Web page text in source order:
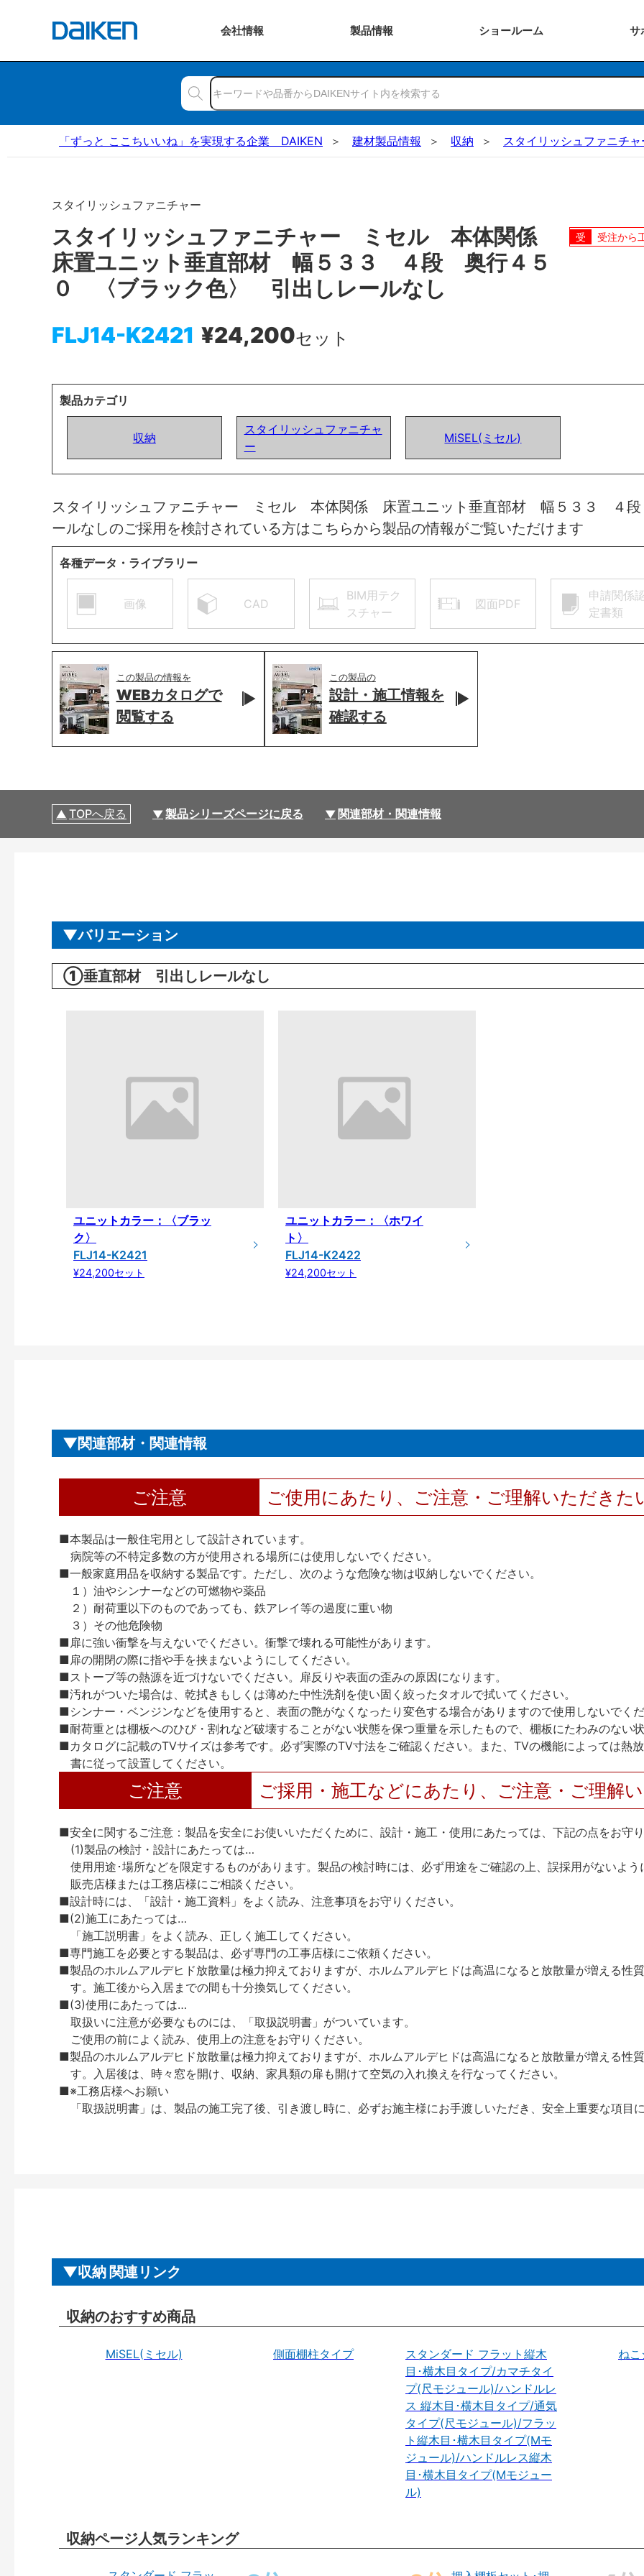
会社情報 製品情報 ショールーム サ
「ずっと ここちいいね」を実現する企業 DAIKEN 建材製品情報 収納 スタイリッシュファニチャ
スタイリッシュファニチャー
スタイリッシュファニチャー ミセル 本体関係
床置ユニット垂直部材 幅５３３ ４段 奥行４５
０ 〈ブラック色〉 引出しレールなし
FLJ14-K2421 ¥24,200セット
受注から
製品カテゴリ
収納
スタイリッシュファニチャ
ー
MiSEL(ミセル)
スタイリッシュファニチャー ミセル 本体関係 床置ユニット垂直部材 幅５３３ ４
ールなしのご採用を検討されている方はこちらから製品の情報がご覧いただけます
各種データ・ライブラリー
画像 CAD
BIM用テク
スチャー
図面PDF
申請関係
定書類
この製品の情報を
WEBカタログで
閲覧する
この製品の
設計・施工情報を
確認する
TOPへ戻る 製品シリーズページに戻る 関連部材・関連情報
バリエーション
①垂直部材 引出しレールなし
ユニットカラー：〈ブラッ
ク〉
FLJ14-K2421
¥24,200セット
ユニットカラー：〈ホワイ
ト〉
FLJ14-K2422
¥24,200セット
関連部材・関連情報
ご注意 ご使用にあたり、ご注意・ご理解いただきた
■本製品は一般住宅用として設計されています。
病院等の不特定多数の方が使用される場所には使用しないでください。
■一般家庭用品を収納する製品です。ただし、次のような危険な物は収納しないでください。
１）油やシンナーなどの可燃物や薬品
２）耐荷重以下のものであっても、鉄アレイ等の過度に重い物
３）その他危険物
■扉に強い衝撃を与えないでください。衝撃で壊れる可能性があります。
■扉の開閉の際に指や手を挟まないようにしてください。
■ストーブ等の熱源を近づけないでください。扉反りや表面の歪みの原因になります。
■汚れがついた場合は、乾拭きもしくは薄めた中性洗剤を使い固く絞ったタオルで拭いてください。
■シンナー・ベンジンなどを使用すると、表面の艶がなくなったり変色する場合がありますので使用しないでく
■耐荷重とは棚板へのひび・割れなど破壊することがない状態を保つ重量を示したもので、棚板にたわみのない
■カタログに記載のTVサイズは参考です。必ず実際のTV寸法をご確認ください。また、TVの機能によっては熱
書に従って設置してください。
ご注意 ご採用・施工などにあたり、ご注意・ご理解
■安全に関するご注意：製品を安全にお使いいただくために、設計・施工・使用にあたっては、下記の点をお守
(1)製品の検討・設計にあたっては…
使用用途･場所などを限定するものがあります。製品の検討時には、必ず用途をご確認の上、誤採用がないよ
販売店様または工務店様にご相談ください。
■設計時には、「設計・施工資料」をよく読み、注意事項をお守りください。
■(2)施工にあたっては…
「施工説明書」をよく読み、正しく施工してください。
■専門施工を必要とする製品は、必ず専門の工事店様にご依頼ください。
■製品のホルムアルデヒド放散量は極力抑えておりますが、ホルムアルデヒドは高温になると放散量が増える性
す。施工後から入居までの間も十分換気してください。
■(3)使用にあたっては…
取扱いに注意が必要なものには、「取扱説明書」がついています。
ご使用の前によく読み、使用上の注意をお守りください。
■製品のホルムアルデヒド放散量は極力抑えておりますが、ホルムアルデヒドは高温になると放散量が増える性
す。入居後は、時々窓を開け、収納、家具類の扉も開けて空気の入れ換えを行なってください。
■※工務店様へお願い
「取扱説明書」は、製品の施工完了後、引き渡し時に、必ずお施主様にお手渡しいただき、安全上重要な項目
収納 関連リンク
収納のおすすめ商品
MiSEL(ミセル) 側面棚柱タイプ
スタンダード フラット縦木
目･横木目タイプ/カマチタイ
プ(尺モジュール)/ハンドルレ
ス 縦木目･横木目タイプ/通気
タイプ(尺モジュール)/フラッ
ト縦木目･横木目タイプ(Mモ
ジュール)/ハンドルレス縦木
目･横木目タイプ(Mモジュー
ル)
ね
収納ページ人気ランキング